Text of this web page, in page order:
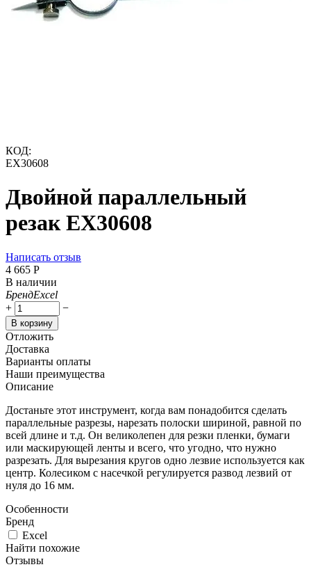
КОД:
EX30608
Двойной параллельный
резак EX30608
Написать отзыв
4 665 Р
В наличии
БрендExcel
+
−
В корзину
Отложить
Доставка
Варианты оплаты
Наши преимущества
Описание
Достаньте этот инструмент, когда вам понадобится сделать
параллельные разрезы, нарезать полоски шириной, равной по
всей длине и т.д. Он великолепен для резки пленки, бумаги
или маскирующей ленты и всего, что угодно, что нужно
разрезать. Для вырезания кругов одно лезвие используется как
центр. Колесиком с насечкой регулируется развод лезвий от
нуля до 16 мм.
Особенности
Бренд
Excel
Найти похожие
Отзывы